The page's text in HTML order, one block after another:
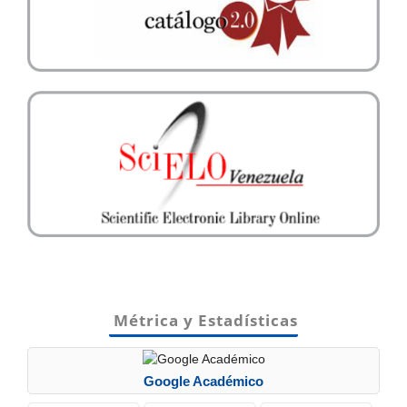
Métrica y Estadísticas
Google Académico